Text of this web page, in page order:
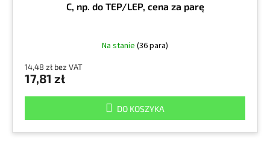
C, np. do TEP/LEP, cena za parę
Na stanie (36 para)
14,48 zł bez VAT
17,81 zł
DO KOSZYKA